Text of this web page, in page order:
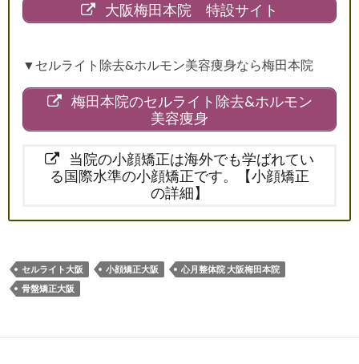
大阪梅田本院 特設サイト
▼セルライト除去&ホルモン美容痩身なら梅田本院
梅田本院のセルライト除去&ホルモン
美容痩身
当院の小顔矯正は海外でも学ばれてい
る国際水準の小顔矯正です。【小顔矯正
の詳細】
セルライト大阪 小顔矯正大阪
心月整体院 大阪梅田本院
骨盤矯正大阪